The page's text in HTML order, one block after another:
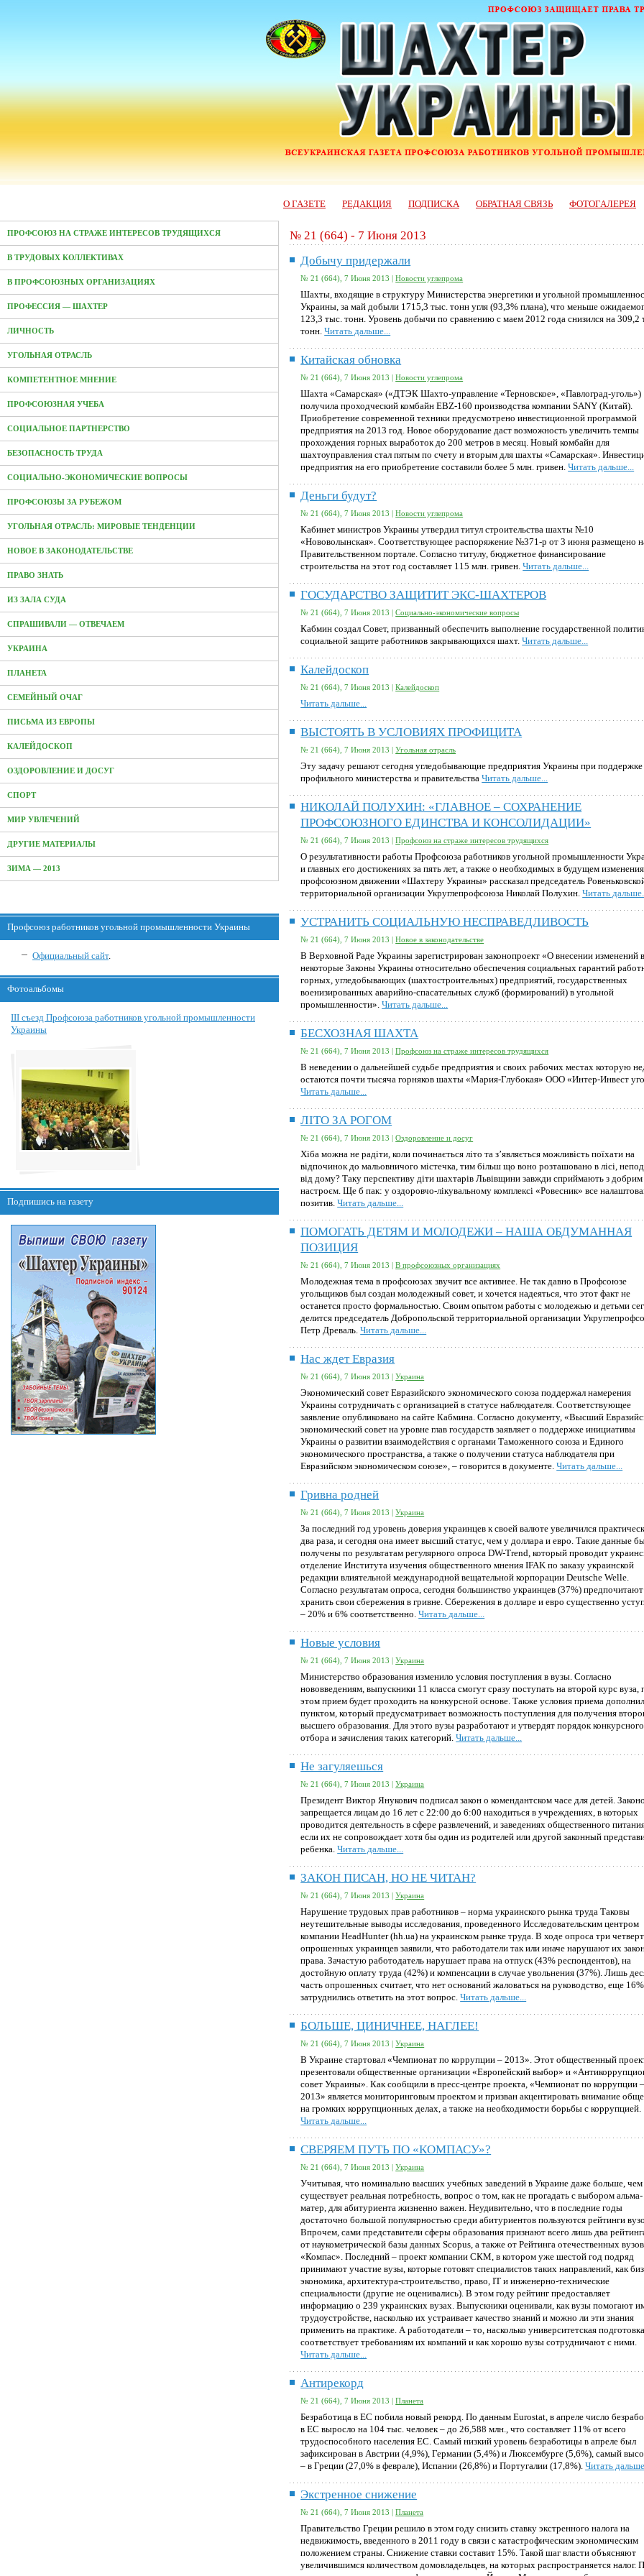
О ГАЗЕТЕ РЕДАКЦИЯ ПОДПИСКА ОБРАТНАЯ СВЯЗЬ ФОТОГАЛЕРЕЯ
ПРОФСОЮЗ НА СТРАЖЕ ИНТЕРЕСОВ ТРУДЯЩИХСЯ
В ТРУДОВЫХ КОЛЛЕКТИВАХ
В ПРОФСОЮЗНЫХ ОРГАНИЗАЦИЯХ
ПРОФЕССИЯ — ШАХТЕР
ЛИЧНОСТЬ
УГОЛЬНАЯ ОТРАСЛЬ
КОМПЕТЕНТНОЕ МНЕНИЕ
ПРОФСОЮЗНАЯ УЧЕБА
СОЦИАЛЬНОЕ ПАРТНЕРСТВО
БЕЗОПАСНОСТЬ ТРУДА
СОЦИАЛЬНО-ЭКОНОМИЧЕСКИЕ ВОПРОСЫ
ПРОФСОЮЗЫ ЗА РУБЕЖОМ
УГОЛЬНАЯ ОТРАСЛЬ: МИРОВЫЕ ТЕНДЕНЦИИ
НОВОЕ В ЗАКОНОДАТЕЛЬСТВЕ
ПРАВО ЗНАТЬ
ИЗ ЗАЛА СУДА
СПРАШИВАЛИ — ОТВЕЧАЕМ
УКРАИНА
ПЛАНЕТА
СЕМЕЙНЫЙ ОЧАГ
ПИСЬМА ИЗ ЕВРОПЫ
КАЛЕЙДОСКОП
ОЗДОРОВЛЕНИЕ И ДОСУГ
СПОРТ
МИР УВЛЕЧЕНИЙ
ДРУГИЕ МАТЕРИАЛЫ
ЗИМА — 2013
Профсоюз работников угольной промышленности Украины
Официальный сайт.
Фотоальбомы
III съезд Профсоюза работников угольной промышленности
Украины
Подпишись на газету
№ 21 (664) - 7 Июня 2013
Добычу придержали
№ 21 (664), 7 Июня 2013 |Новости углепрома
Шахты, входящие в структуру Министерства энергетики и угольной
Украины, за май добыли 1715,3 тыс. тонн угля (93,3% плана), что меньше
123,3 тыс. тонн. Уровень добычи по сравнению с маем 2012 года снизился на 309,2
тонн.Читать дальше...
Китайская обновка
№ 21 (664), 7 Июня 2013 |Новости углепрома
Шахта «Самарская» («ДТЭК Шахто-управление «Терновское», «Павлоград-уголь»)
получила проходческий комбайн EBZ-160 производства компании SANY (Китай).
Приобретение современной техники предусмотрено инвестиционной программой
предприятия на 2013 год. Новое оборудование даст возможность увеличить темпы
прохождения горных выработок до 200 метров в месяц. Новый комбайн для
шахтоуправления стал пятым по счету и вторым для шахты «Самарская».
предприятия на его приобретение составили более 5 млн. гривен.Читать дальше...
Деньги будут?
№ 21 (664), 7 Июня 2013 |Новости углепрома
Кабинет министров Украины утвердил титул строительства шахты №10
«Нововолынская». Соответствующее распоряжение №371-р от 3 июня размещено
Правительственном портале. Согласно титулу, бюджетное финансирование
строительства на этот год составляет 115 млн. гривен.Читать дальше...
ГОСУДАРСТВО ЗАЩИТИТ ЭКС-ШАХТЕРОВ
№ 21 (664), 7 Июня 2013 |Социально-экономические вопросы
Кабмин создал Совет, призванный обеспечить выполнение государственной
социальной защите работников закрывающихся шахт.Читать дальше...
Калейдоскоп
№ 21 (664), 7 Июня 2013 |Калейдоскоп
Читать дальше...
ВЫСТОЯТЬ В УСЛОВИЯХ ПРОФИЦИТА
№ 21 (664), 7 Июня 2013 |Угольная отрасль
Эту задачу решают сегодня угледобывающие предприятия Украины при поддержке
профильного министерства и правительстваЧитать дальше...
НИКОЛАЙ ПОЛУХИН: «ГЛАВНОЕ – СОХРАНЕНИЕ
ПРОФСОЮЗНОГО ЕДИНСТВА И КОНСОЛИДАЦИИ»
№ 21 (664), 7 Июня 2013 |Профсоюз на страже интересов трудящихся
О результативности работы Профсоюза работников угольной промышленности
и главных его достижениях за пять лет, а также о необходимых в будущем
профсоюзном движении «Шахтеру Украины» рассказал председатель
территориальной организации Укруглепрофсоюза Николай Полухин.Читать
УСТРАНИТЬ СОЦИАЛЬНУЮ НЕСПРАВЕДЛИВОСТЬ
№ 21 (664), 7 Июня 2013 |Новое в законодательстве
В Верховной Раде Украины зарегистрирован законопроект «О внесении изменений в
некоторые Законы Украины относительно обеспечения социальных гарантий
горных, угледобывающих (шахтостроительных) предприятий, государственных
военизированных аварийно-спасательных служб (формирований) в угольной
промышленности».Читать дальше...
БЕСХОЗНАЯ ШАХТА
№ 21 (664), 7 Июня 2013 |Профсоюз на страже интересов трудящихся
В неведении о дальнейшей судьбе предприятия и своих рабочих местах которую
остаются почти тысяча горняков шахты «Мария-Глубокая» ООО «Интер-Инвест
Читать дальше...
ЛІТО ЗА РОГОМ
№ 21 (664), 7 Июня 2013 |Оздоровление и досуг
Хіба можна не радіти, коли починається літо та з’являється можливість поїхати на
відпочинок до мальовничого містечка, тим більш що воно розташовано в лісі,
від дому? Таку перспективу діти шахтарів Львівщини завжди сприймають з добрим
настроєм. Ще б пак: у оздоровчо-лікувальному комплексі «Ровесник» все
позитив.Читать дальше...
ПОМОГАТЬ ДЕТЯМ И МОЛОДЕЖИ – НАША ОБДУМАННАЯ
ПОЗИЦИЯ
№ 21 (664), 7 Июня 2013 |В профсоюзных организациях
Молодежная тема в профсоюзах звучит все активнее. Не так давно в Профсоюзе
угольщиков был создан молодежный совет, и хочется надеяться, что этот факт не
останется просто формальностью. Своим опытом работы с молодежью и детьми
делится председатель Добропольской территориальной организации
Петр Древаль.Читать дальше...
Нас ждет Евразия
№ 21 (664), 7 Июня 2013 |Украина
Экономический совет Евразийского экономического союза поддержал намерения
Украины сотрудничать с организацией в статусе наблюдателя. Соответствующее
заявление опубликовано на сайте Кабмина. Согласно документу, «Высший
экономический совет на уровне глав государств заявляет о поддержке инициативы
Украины о развитии взаимодействия с органами Таможенного союза и Единого
экономического пространства, а также о получении статуса наблюдателя при
Евразийском экономическом союзе», – говорится в документе.Читать дальше...
Гривна родней
№ 21 (664), 7 Июня 2013 |Украина
За последний год уровень доверия украинцев к своей валюте увеличился
два раза, и сегодня она имеет высший статус, чем у доллара и евро. Такие данные
получены по результатам регулярного опроса DW-Trend, который проводит
отделение Института изучения общественного мнения IFAK по заказу украинской
редакции влиятельной международной вещательной корпорации Deutsche Welle.
Согласно результатам опроса, сегодня большинство украинцев (37%) предпочитают
хранить свои сбережения в гривне. Сбережения в долларе и евро существенно
– 20% и 6% соответственно.Читать дальше...
Новые условия
№ 21 (664), 7 Июня 2013 |Украина
Министерство образования изменило условия поступления в вузы. Согласно
нововведениям, выпускники 11 класса смогут сразу поступать на второй курс вуза,
этом прием будет проходить на конкурсной основе. Также условия приема
пунктом, который предусматривает возможность поступления для получения
высшего образования. Для этого вузы разработают и утвердят порядок конкурсного
отбора и зачисления таких категорий.Читать дальше...
Не загуляешься
№ 21 (664), 7 Июня 2013 |Украина
Президент Виктор Янукович подписал закон о комендантском часе для детей.
запрещается лицам до 16 лет с 22:00 до 6:00 находиться в учреждениях, в которых
проводится деятельность в сфере развлечений, и заведениях общественного
если их не сопровождает хотя бы один из родителей или другой законный
ребенка.Читать дальше...
ЗАКОН ПИСАН, НО НЕ ЧИТАН?
№ 21 (664), 7 Июня 2013 |Украина
Нарушение трудовых прав работников – норма украинского рынка труда Таковы
неутешительные выводы исследования, проведенного Исследовательским центром
компании HeadHunter (hh.ua) на украинском рынке труда. В ходе опроса три
опрошенных украинцев заявили, что работодатели так или иначе нарушают их
права. Зачастую работодатель нарушает права на отпуск (43% респондентов), на
достойную оплату труда (42%) и компенсации в случае увольнения (37%). Лишь
часть опрошенных считает, что нет оснований жаловаться на руководство, еще 16%
затруднились ответить на этот вопрос.Читать дальше...
БОЛЬШЕ, ЦИНИЧНЕЕ, НАГЛЕЕ!
№ 21 (664), 7 Июня 2013 |Украина
В Украине стартовал «Чемпионат по коррупции – 2013». Этот общественный
презентовали общественные организации «Европейский выбор» и
совет Украины». Как сообщили в пресс-центре проекта, «Чемпионат по коррупции –
2013» является мониторинговым проектом и призван акцентировать внимание
на громких коррупционных делах, а также на необходимости борьбы с коррупцией.
Читать дальше...
СВЕРЯЕМ ПУТЬ ПО «КОМПАСУ»?
№ 21 (664), 7 Июня 2013 |Украина
Учитывая, что номинально высших учебных заведений в Украине даже больше, чем
существует реальная потребность, вопрос о том, как не прогадать с выбором альма-
матер, для абитуриента жизненно важен. Неудивительно, что в последние годы
достаточно большой популярностью среди абитуриентов пользуются рейтинги
Впрочем, сами представители сферы образования признают всего лишь два
от наукометрической базы данных Scopus, а также от Рейтинга отечественных вузов
«Компас». Последний – проект компании СКМ, в котором уже шестой год подряд
принимают участие вузы, которые готовят специалистов таких направлений, как
экономика, архитектура-строительство, право, IT и инженерно-технические
специальности (другие не оценивались). В этом году рейтинг предоставляет
информацию о 239 украинских вузах. Выпускники оценивали, как вузы помогают
трудоустройстве, насколько их устраивает качество знаний и можно ли эти знания
применить на практике. А работодатели – то, насколько университетская подготовка
соответствует требованиям их компаний и как хорошо вузы сотрудничают с ними.
Читать дальше...
Антирекорд
№ 21 (664), 7 Июня 2013 |Планета
Безработица в ЕС побила новый рекорд. По данным Eurostat, в апреле число
в ЕС выросло на 104 тыс. человек – до 26,588 млн., что составляет 11% от всего
трудоспособного населения ЕС. Самый низкий уровень безработицы в апреле был
зафиксирован в Австрии (4,9%), Германии (5,4%) и Люксембурге (5,6%), самый
– в Греции (27,0% в феврале), Испании (26,8%) и Португалии (17,8%).Читать
Экстренное снижение
№ 21 (664), 7 Июня 2013 |Планета
Правительство Греции решило в этом году снизить ставку экстренного налога на
недвижимость, введенного в 2011 году в связи с катастрофическим экономическим
положением страны. Снижение ставки составит 15%. Такой шаг власти объясняют
увеличившимся количеством домовладельцев, на которых распространяется налог.